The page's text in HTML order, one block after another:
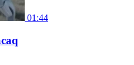
01:44